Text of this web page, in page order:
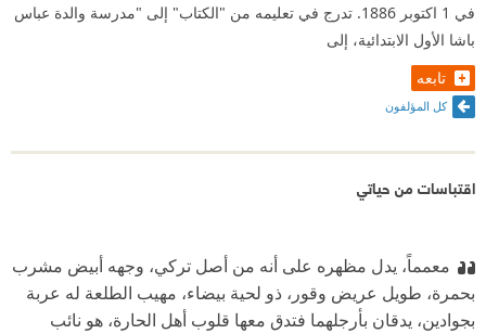
في 1 اكتوبر 1886. تدرج في تعليمه من "الكتاب" إلى "مدرسة والدة عباس
باشا الأول الابتدائية، إلى
تابعه
كل المؤلفون
اقتباسات من حياتي
معمماً، يدل مظهره على أنه من أصل تركي، وجهه أبيض مشرب
بحمرة، طويل عريض وقور، ذو لحية بيضاء، مهيب الطلعة له عربة
بجوادين، يدقان بأرجلهما فتدق معها قلوب أهل الحارة، هو نائب